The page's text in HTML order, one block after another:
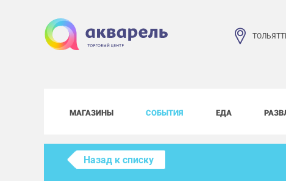
МАГАЗИНЫ СОБЫТИЯ ЕДА
Назад к списку